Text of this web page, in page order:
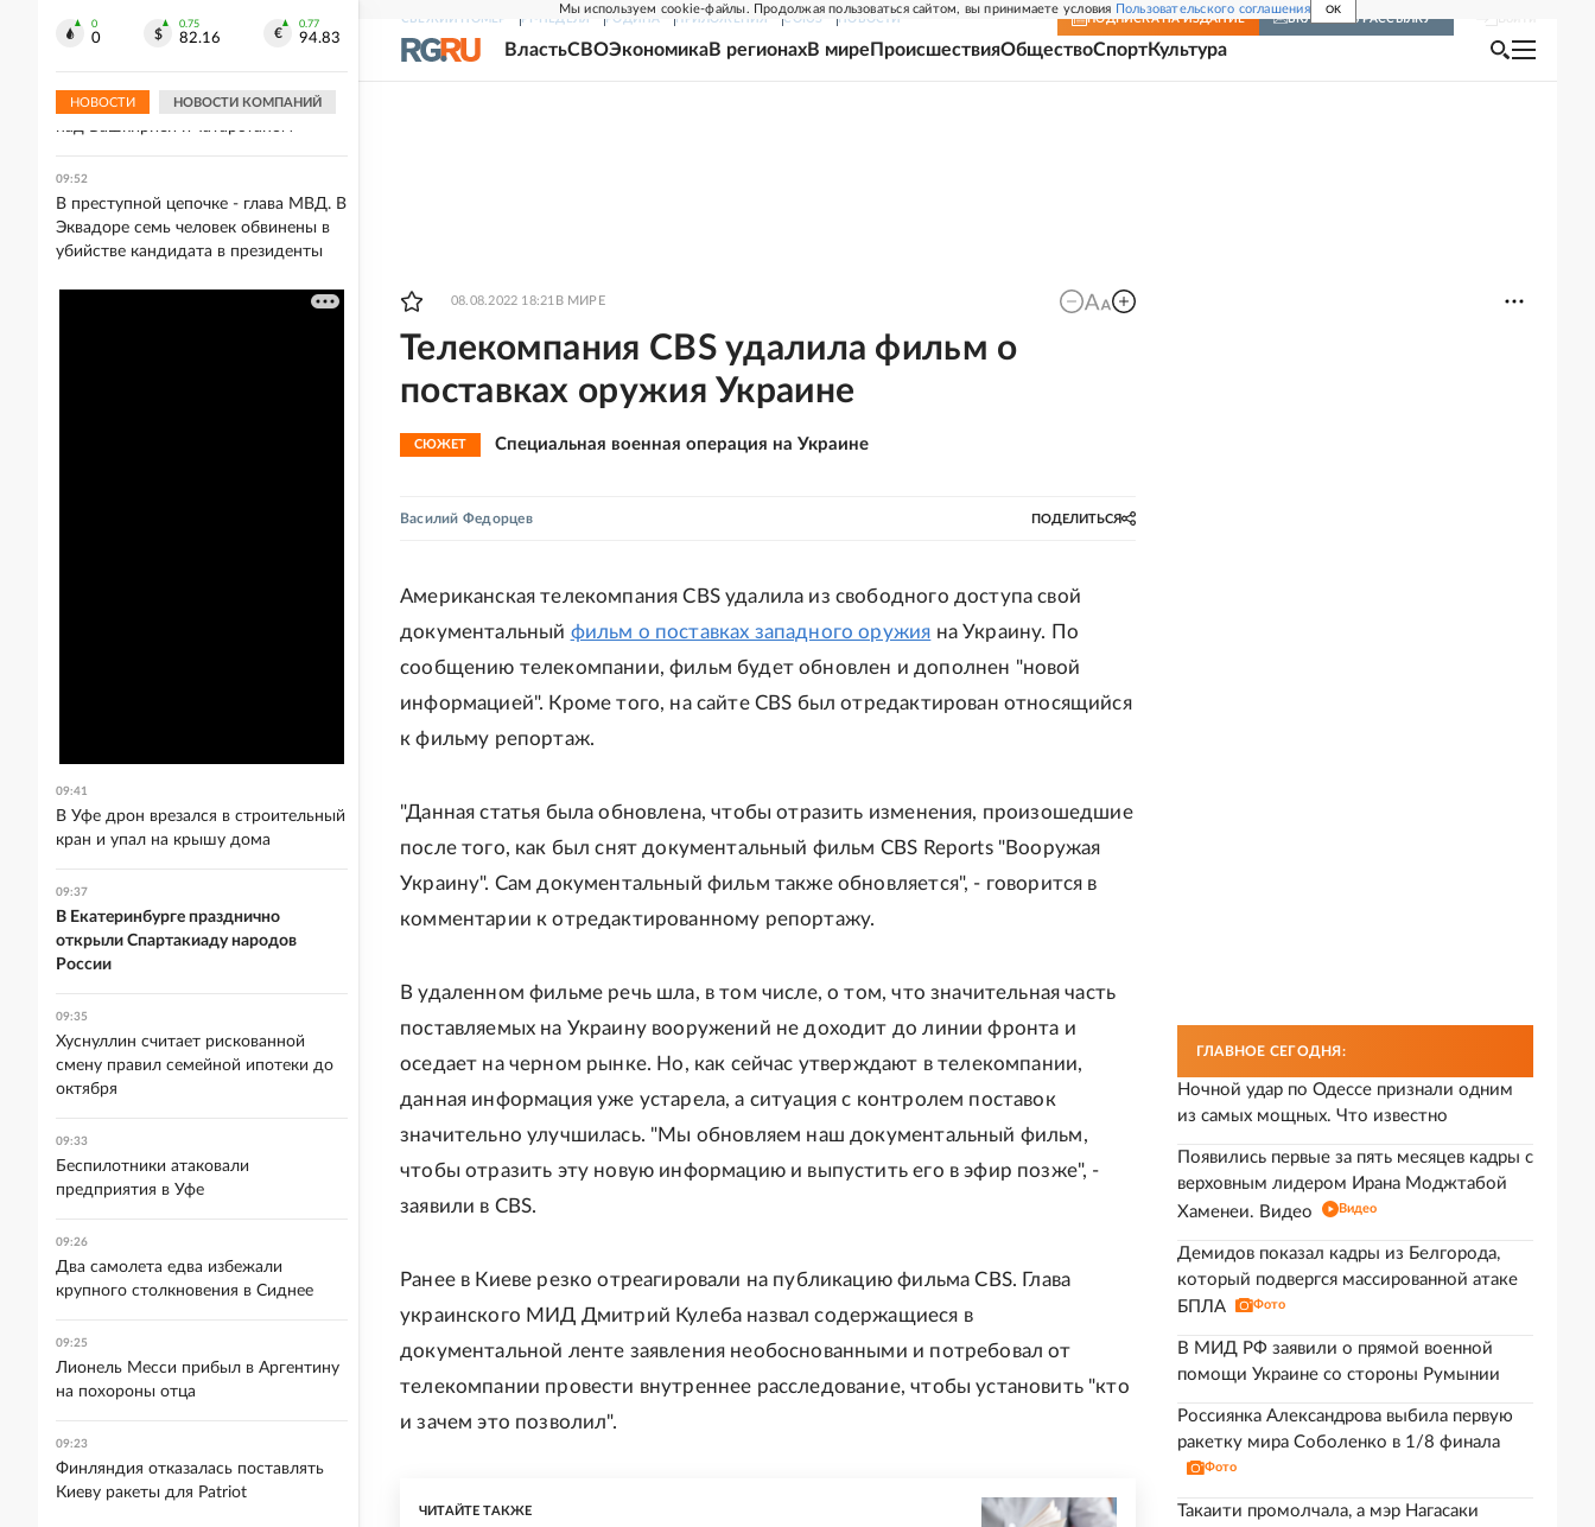
Мы используем cookie-файлы. Продолжая пользоваться сайтом, вы принимаете условия Пользовательского соглашения OK
СВЕЖИЙ НОМЕР РГ-НЕДЕЛЯ РОДИНА ПРИЛОЖЕНИЯ СОЮЗ НОВОСТИ ПОДПИСКА НА ИЗДАНИЕ ВКЛЮЧИТЬ РАССЫЛКУ
ВластьСВОЭкономикаВ регионахВ мире ПроисшествияОбществоСпортКультура
08.08.2022 18:21 В МИРЕ
Телекомпания CBS удалила фильм о
поставках оружия Украине
СЮЖЕТ Специальная военная операция на Украине
Василий Федорцев ПОДЕЛИТЬСЯ
Американская телекомпания CBS удалила из свободного доступа свой
документальный фильм о поставках западного оружия на Украину. По
сообщению телекомпании, фильм будет обновлен и дополнен "новой
информацией". Кроме того, на сайте CBS был отредактирован относящийся
к фильму репортаж.
"Данная статья была обновлена, чтобы отразить изменения, произошедшие
после того, как был снят документальный фильм CBS Reports "Вооружая
Украину". Сам документальный фильм также обновляется", - говорится в
комментарии к отредактированному репортажу.
В удаленном фильме речь шла, в том числе, о том, что значительная часть
поставляемых на Украину вооружений не доходит до линии фронта и
оседает на черном рынке. Но, как сейчас утверждают в телекомпании,
данная информация уже устарела, а ситуация с контролем поставок
значительно улучшилась. "Мы обновляем наш документальный фильм,
чтобы отразить эту новую информацию и выпустить его в эфир позже", -
заявили в CBS.
Ранее в Киеве резко отреагировали на публикацию фильма CBS. Глава
украинского МИД Дмитрий Кулеба назвал содержащиеся в
документальной ленте заявления необоснованными и потребовал от
телекомпании провести внутреннее расследование, чтобы установить "кто
и зачем это позволил".
ЧИТАЙТЕ ТАКЖЕ
ГЛАВНОЕ СЕГОДНЯ:
Ночной удар по Одессе признали одним
из самых мощных. Что известно
Появились первые за пять месяцев кадры с
верховным лидером Ирана Моджтабой
Хаменеи. Видео
Видео
Демидов показал кадры из Белгорода,
который подвергся массированной атаке
БПЛА
Фото
В МИД РФ заявили о прямой военной
помощи Украине со стороны Румынии
Россиянка Александрова выбила первую
ракетку мира Соболенко в 1/8 финала
Фото
Такаити промолчала, а мэр Нагасаки
0
0
0.75
82.16
0.77
94.83
НОВОСТИ НОВОСТИ КОМПАНИЙ
Египта
ПВО утром сбила 12 беспилотников
над Башкирией и Татарстаном
09:52
В преступной цепочке - глава МВД. В
Эквадоре семь человек обвинены в
убийстве кандидата в президенты
09:41
В Уфе дрон врезался в строительный
кран и упал на крышу дома
09:37
В Екатеринбурге празднично
открыли Спартакиаду народов
России
09:35
Хуснуллин считает рискованной
смену правил семейной ипотеки до
октября
09:33
Беспилотники атаковали
предприятия в Уфе
09:26
Два самолета едва избежали
крупного столкновения в Сиднее
09:25
Лионель Месси прибыл в Аргентину
на похороны отца
09:23
Финляндия отказалась поставлять
Киеву ракеты для Patriot